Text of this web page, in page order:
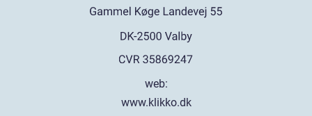
web:
www.klikko.dk